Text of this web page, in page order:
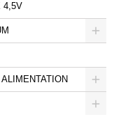
4,5V